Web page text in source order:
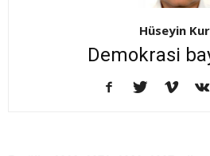
Hüseyin
Demokrasi